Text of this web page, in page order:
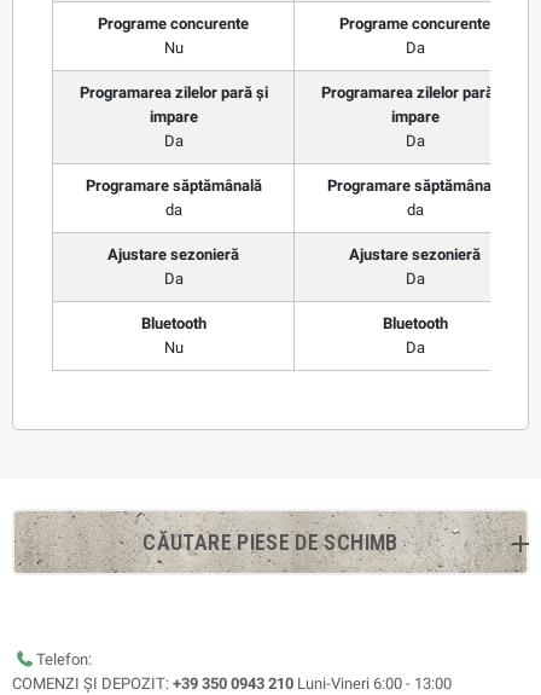
Programe concurente
Nu
Programe concurente
Da
Programarea zilelor pară și
impare
Da
Programarea zilelor pară și
impare
Da
Programare săptămânală
da
Programare săptămânală
da
Ajustare sezonieră
Da
Ajustare sezonieră
Da
Bluetooth
Nu
Bluetooth
Da
CĂUTARE PIESE DE SCHIMB
Telefon:
COMENZI ȘI DEPOZIT: +39 350 0943 210 Luni-Vineri 6:00 - 13:00